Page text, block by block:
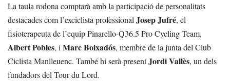
La taula rodona comptarà amb la participació de personalitats
destacades com l’exciclista professional Josep Jufré, el
fisioterapeuta de l’equip Pinarello-Q36.5 Pro Cycling Team,
Albert Pobles, i Marc Boixadós, membre de la junta del Club
Ciclista Manlleuenc. També hi serà presentJordi Vallès, un dels
fundadors del Tour du Lord.